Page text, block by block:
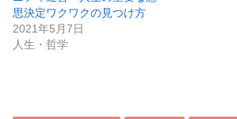
思決定ワクワクの見つけ方
2021年5月7日
人生・哲学